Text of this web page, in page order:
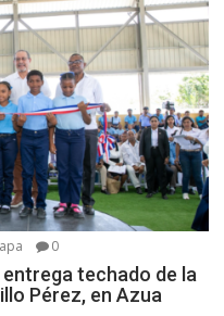
0
techado de la
Pérez, en Azua